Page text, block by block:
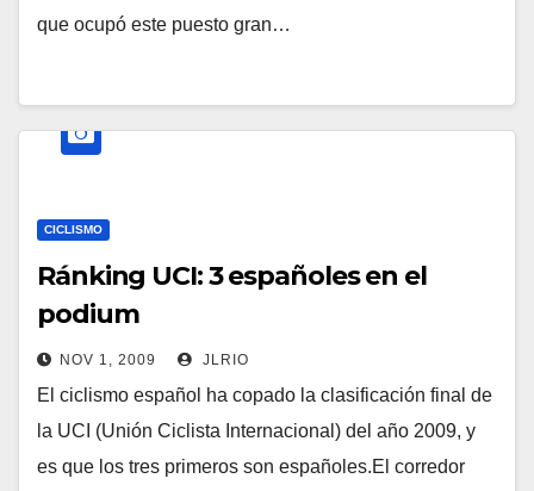
que ocupó este puesto gran…
CICLISMO
Ránking UCI: 3 españoles en el
podium
NOV 1, 2009 JLRIO
El ciclismo español ha copado la clasificación final de
la UCI (Unión Ciclista Internacional) del año 2009, y
es que los tres primeros son españoles.El corredor